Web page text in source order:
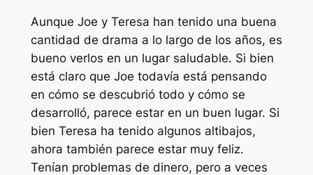
Aunque Joe y Teresa han tenido una buena
cantidad de drama a lo largo de los años, es
bueno verlos en un lugar saludable. Si bien
está claro que Joe todavía está pensando
en cómo se descubrió todo y cómo se
desarrolló, parece estar en un buen lugar. Si
bien Teresa ha tenido algunos altibajos,
ahora también parece estar muy feliz.
Tenían problemas de dinero, pero a veces